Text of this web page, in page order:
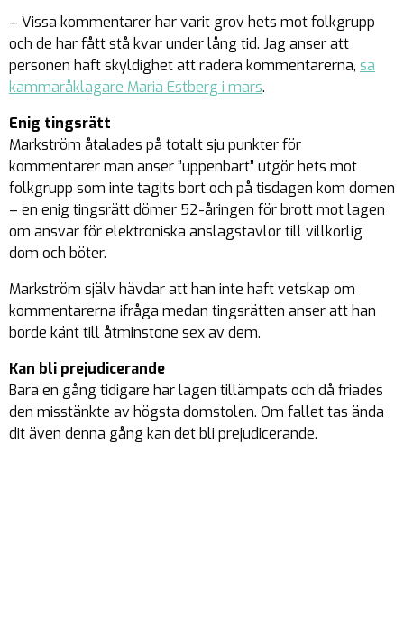
– Vissa kommentarer har varit grov hets mot folkgrupp
och de har fått stå kvar under lång tid. Jag anser att
personen haft skyldighet att radera kommentarerna, sa
kammaråklagare Maria Estberg i mars.
Enig tingsrätt
Markström åtalades på totalt sju punkter för
kommentarer man anser ”uppenbart” utgör hets mot
folkgrupp som inte tagits bort och på tisdagen kom domen
– en enig tingsrätt dömer 52-åringen för brott mot lagen
om ansvar för elektroniska anslagstavlor till villkorlig
dom och böter.
Markström själv hävdar att han inte haft vetskap om
kommentarerna ifråga medan tingsrätten anser att han
borde känt till åtminstone sex av dem.
Kan bli prejudicerande
Bara en gång tidigare har lagen tillämpats och då friades
den misstänkte av högsta domstolen. Om fallet tas ända
dit även denna gång kan det bli prejudicerande.